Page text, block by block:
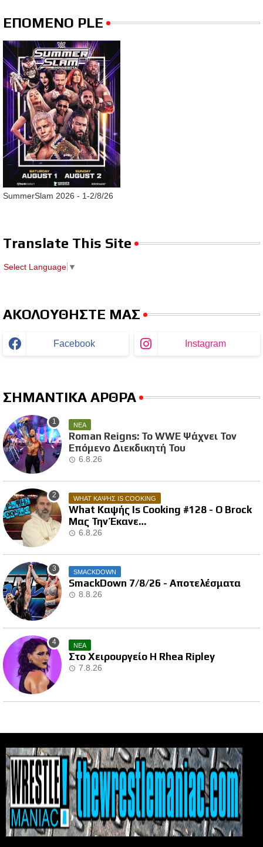
ΕΠΟΜΕΝΟ PLE
SummerSlam 2026 - 1-2/8/26
Translate This Site
Select Language ▼
ΑΚΟΛΟΥΘΗΣΤΕ ΜΑΣ
Facebook Instagram
ΣΗΜΑΝΤΙΚΑ ΑΡΘΡΑ
ΝΕΑ
Roman Reigns: Το WWE Ψάχνει Τον
Επόμενο Διεκδικητή Του
6.8.26
WHAT ΚΑΨΗΣ IS COOKING
What Καψής Is Cooking #128 - Ο Brock
Μας Την Έκανε…
6.8.26
SMACKDOWN
SmackDown 7/8/26 - Αποτελέσματα
8.8.26
ΝΕΑ
Στο Χειρουργείο Η Rhea Ripley
7.8.26